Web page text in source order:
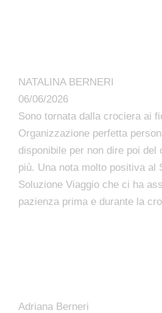
NATALINA BERNERI
06/06/2026
Sono tornata dalla crociera ai
Organizzazione perfetta
disponibile per non dire poi del
più. Una nota molto positiva al
Soluzione Viaggio che ci ha
pazienza prima e durante la
Adriana Berneri